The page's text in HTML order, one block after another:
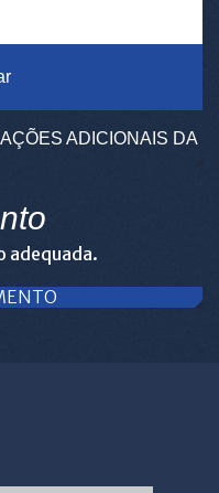
ADICIONAIS DA
adequada.